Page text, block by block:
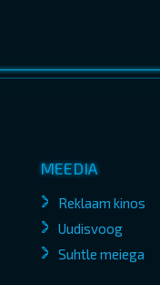
MEEDIA
Reklaam kinos
Uudisvoog
Suhtle meiega